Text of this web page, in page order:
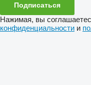
Подписаться
Нажимая, вы
конфиденциальности и